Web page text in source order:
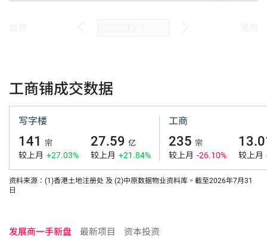
工商铺成交数据
写字楼
141 宗
较上月 +27.03%
27.59 亿
较上月 +21.84%
工商
235 宗
较上月 -26.10% 较上月
资料来源：(1)香港土地注册处 及 (2)中原数据物业资料库。截至2026年7月31
日
发展商一手新盘 最新项目 资本投资